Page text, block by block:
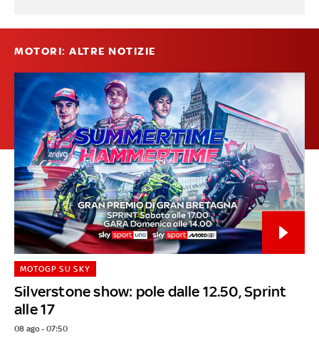
MOTORI: ALTRE NOTIZIE
Silverstone show: pole dalle 12.50, Sprint
alle 17
MOTOGP SU SKY
08 ago - 07:50